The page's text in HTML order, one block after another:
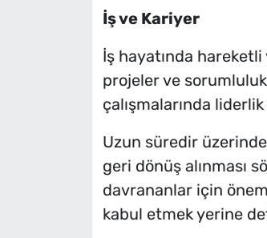
İş ve Kariyer
İş hayatında
projeler ve
çalışmalarında
Uzun süredir
geri dönüş alınması
davrananlar için
kabul etmek yerine